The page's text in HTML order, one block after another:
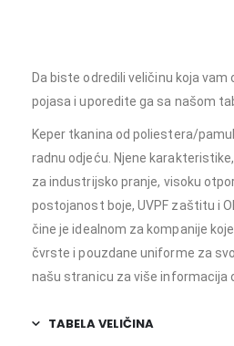
Da biste odredili veličinu koja
pojasa i uporedite ga sa našom
Keper tkanina od poliestera/
radnu odjeću. Njene
za industrijsko pranje, visoku
postojanost boje, UVPF zaštitu i
čine je idealnom za kompanije
čvrste i pouzdane uniforme za
našu stranicu za više informacija
TABELA VELIČINA